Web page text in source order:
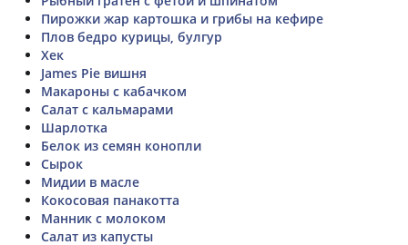
Пирожки жар картошка и грибы на кефире
Плов бедро курицы, булгур
Хек
James Pie вишня
Макароны с кабачком
Салат с кальмарами
Шарлотка
Белок из семян конопли
Сырок
Мидии в масле
Кокосовая панакотта
Манник с молоком
Салат из капусты